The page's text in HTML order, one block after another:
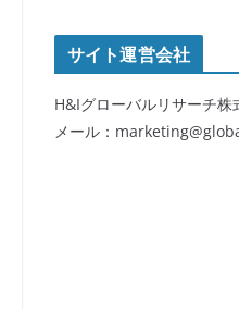
サイト運営会社
H&Iグローバルリサーチ株
メール：